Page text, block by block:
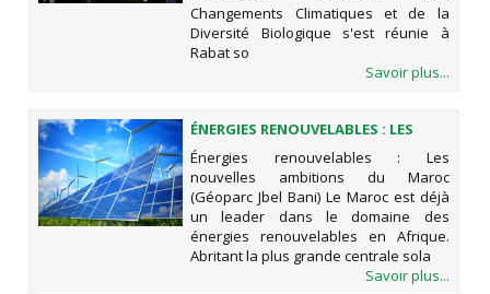
Changements Climatiques et de la
Diversité Biologique s'est réunie à
Rabat so
Savoir plus...
ÉNERGIES RENOUVELABLES : LES
NOUVELLES AMBITIONS DU MAROC
(GÉOPARC JBEL BANI)
Énergies renouvelables : Les
nouvelles ambitions du Maroc
(Géoparc Jbel Bani) Le Maroc est déjà
un leader dans le domaine des
énergies renouvelables en Afrique.
Abritant la plus grande centrale sola
Savoir plus...